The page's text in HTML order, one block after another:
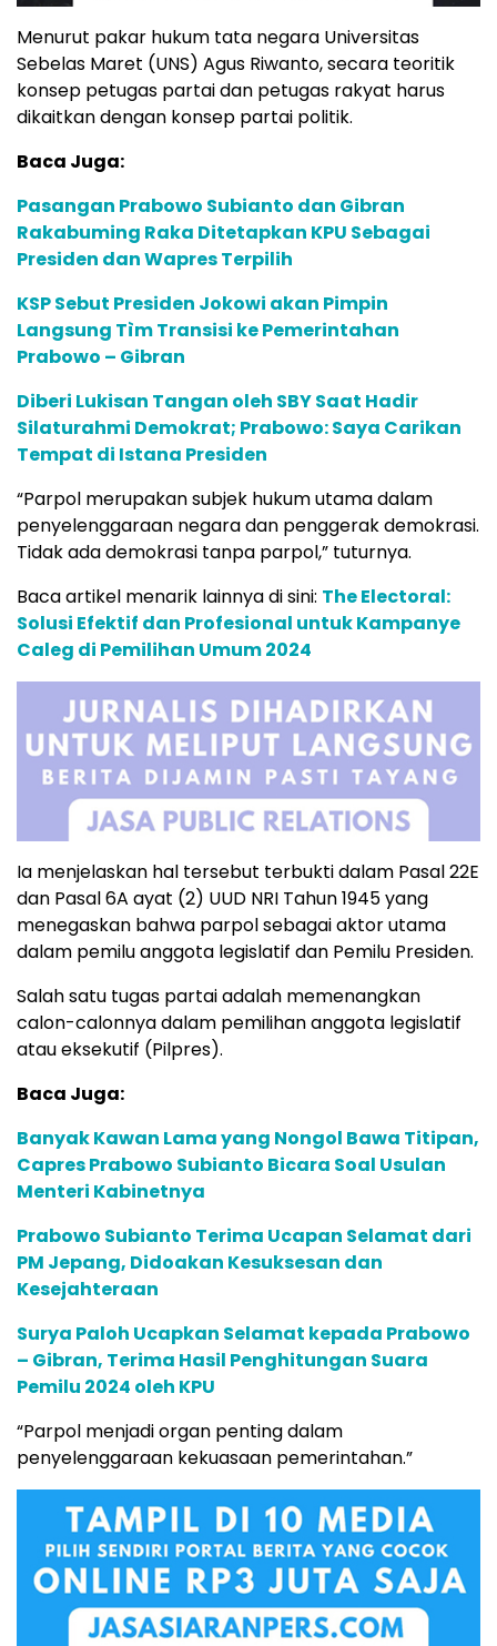
Menurut pakar hukum tata negara Universitas
Sebelas Maret (UNS) Agus Riwanto, secara teoritik
konsep petugas partai dan petugas rakyat harus
dikaitkan dengan konsep partai politik.
Baca Juga:
Pasangan Prabowo Subianto dan Gibran
Rakabuming Raka Ditetapkan KPU Sebagai
Presiden dan Wapres Terpilih
KSP Sebut Presiden Jokowi akan Pimpin
Langsung Tìm Transisi ke Pemerintahan
Prabowo – Gibran
Diberi Lukisan Tangan oleh SBY Saat Hadir
Silaturahmi Demokrat; Prabowo: Saya Carikan
Tempat di Istana Presiden
“Parpol merupakan subjek hukum utama dalam
penyelenggaraan negara dan penggerak demokrasi.
Tidak ada demokrasi tanpa parpol,” tuturnya.
Baca artikel menarik lainnya di sini: The Electoral:
Solusi Efektif dan Profesional untuk Kampanye
Caleg di Pemilihan Umum 2024
Ia menjelaskan hal tersebut terbukti dalam Pasal 22E
dan Pasal 6A ayat (2) UUD NRI Tahun 1945 yang
menegaskan bahwa parpol sebagai aktor utama
dalam pemilu anggota legislatif dan Pemilu Presiden.
Salah satu tugas partai adalah memenangkan
calon-calonnya dalam pemilihan anggota legislatif
atau eksekutif (Pilpres).
Baca Juga:
Banyak Kawan Lama yang Nongol Bawa Titipan,
Capres Prabowo Subianto Bicara Soal Usulan
Menteri Kabinetnya
Prabowo Subianto Terima Ucapan Selamat dari
PM Jepang, Didoakan Kesuksesan dan
Kesejahteraan
Surya Paloh Ucapkan Selamat kepada Prabowo
– Gibran, Terima Hasil Penghitungan Suara
Pemilu 2024 oleh KPU
“Parpol menjadi organ penting dalam
penyelenggaraan kekuasaan pemerintahan.”